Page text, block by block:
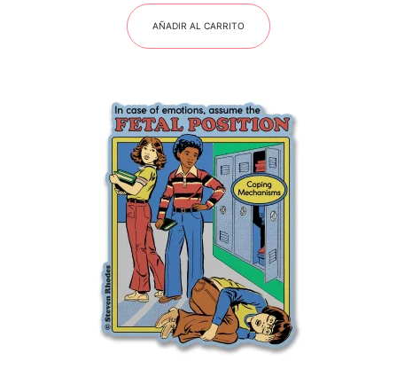
AÑADIR AL CARRITO